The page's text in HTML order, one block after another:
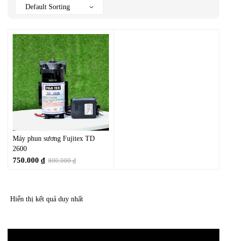
Máy phun sương Fujitex TD
2600
800.000₫
750.000 ₫
Hiển thị kết quả duy nhất